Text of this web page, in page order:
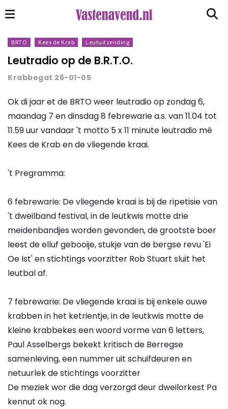
BRTO Kees de Krab Leutuitzending
Leutradio op de B.R.T.O.
Krabbegat 26-01-05
Ok di jaar et de BRTO weer leutradio op zondag 6,
maandag 7 en dinsdag 8 febrewarie a.s. van 11.04 tot
11.59 uur vandaar 't motto 5 x 11 minute leutradio mè
Kees de Krab en de vliegende kraai.
't Pregramma:
6 febrewarie: De vliegende kraai is bij de ripetisie van
't dweilband festival, in de leutkwis motte drie
meidenbandjes worden gevonden, de grootste boer
leest de elluf gebooije, stukje van de bergse revu 'Ei
Oe Ist' en stichtings voorzitter Rob Stuart sluit het
leutbal af.
7 febrewarie: De vliegende kraai is bij enkele ouwe
krabben in het ketrientje, in de leutkwis motte de
kleine krabbekes een woord vorme van 6 letters,
Paul Asselbergs bekekt kritisch de Berregse
samenleving, een nummer uit schuifdeuren en
netuurlek de stichtings voorzitter
De meziek wor die dag verzorgd deur dweilorkest Pa
kennut ok nog.